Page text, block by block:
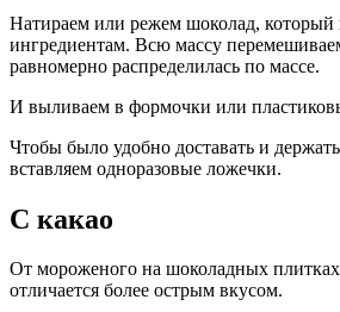
Натираем или режем шоколад,
ингредиентам. Всю массу
равномерно распределилась по массе.
И выливаем в формочки или
Чтобы было удобно доставать и
вставляем одноразовые ложечки.
С какао
От мороженого на шоколадных
отличается более острым вкусом.